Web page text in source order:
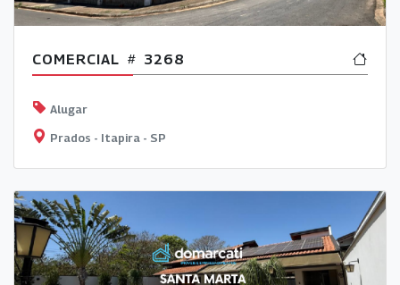
COMERCIAL 3268
Alugar
Prados - Itapira - SP